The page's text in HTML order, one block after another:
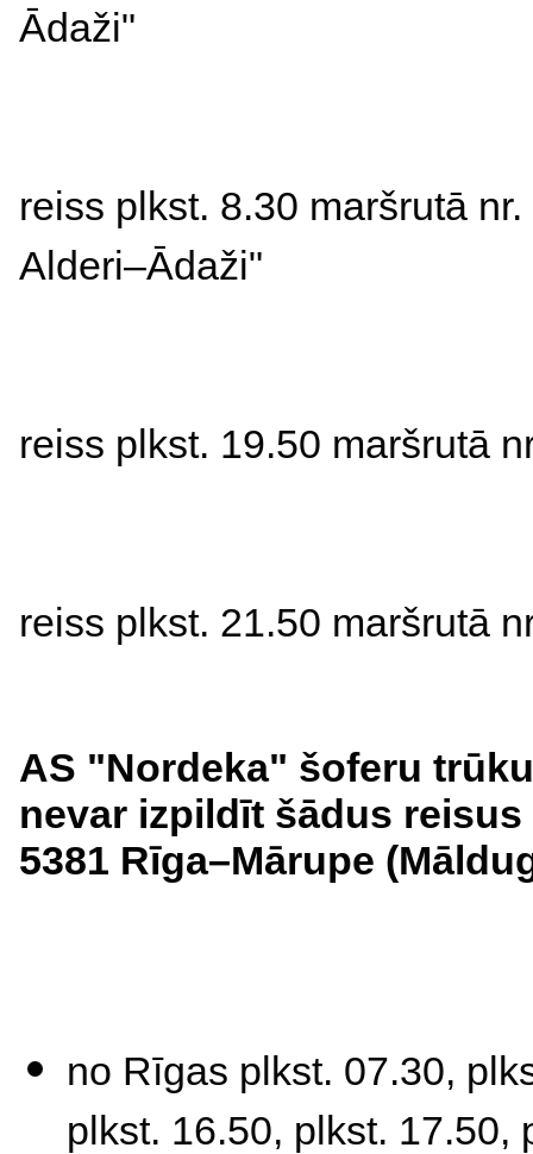
Ādaži"
reiss plkst. 8.30 maršrutā
Alderi–Ādaži"
reiss plkst. 19.50 maršrutā
reiss plkst. 21.50 maršrutā
AS "Nordeka" šoferu
nevar izpildīt šādus
5381 Rīga–Mārupe
no Rīgas plkst. 07.30,
plkst. 16.50, plkst. 17.50,